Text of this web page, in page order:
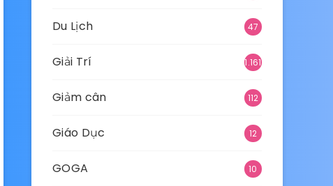
Du Lịch 47
Giải Trí 1.161
Giảm cân 112
Giáo Dục 12
GOGA 10